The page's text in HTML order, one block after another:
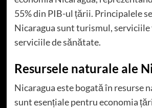
55% din PIB-ul țării. Principalele
Nicaragua sunt turismul, serviciile
serviciile de sănătate.
Resursele naturale ale
Nicaragua este bogată în resurse
sunt esențiale pentru economia